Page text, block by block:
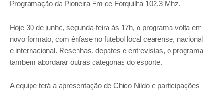
Programação da Pioneira Fm de Forquilha 102,3 Mhz.
Hoje 30 de junho, segunda-feira às 17h, o programa volta em
novo formato, com ênfase no futebol local cearense, nacional
e internacional. Resenhas, depates e entrevistas, o programa
também abordarar outras categorias do esporte.
A equipe terá a apresentação de Chico Nildo e participações